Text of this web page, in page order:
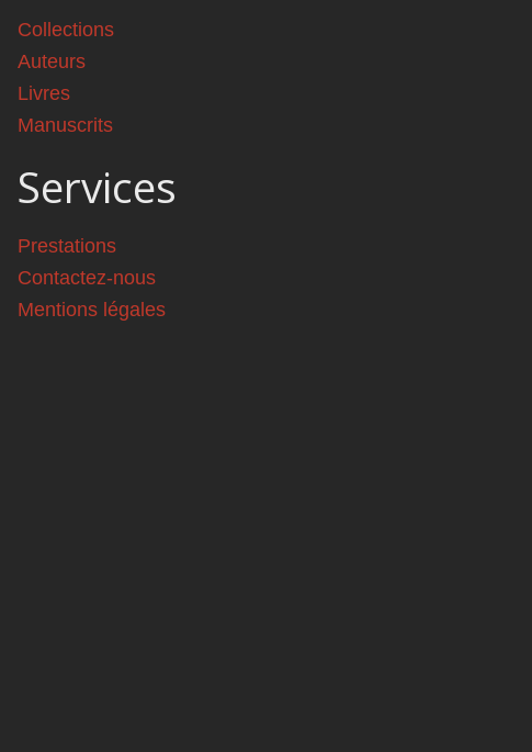
Collections
Auteurs
Livres
Manuscrits
Services
Prestations
Contactez-nous
Mentions légales